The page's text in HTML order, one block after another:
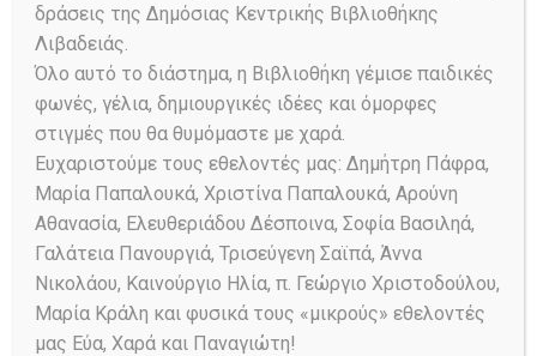
Blog,Πάμε μια βόλτα στις λέξεις;,
Πολιτιστικό μαγκαζίνο
11/09/2024
217 Views
Comments Share
Άνοιγμα των σχολείων. Κάθε αντίσταση
μάταιη! Σχολ-είο, απρόβλεπτη
ετυμολογία! Από τη σχολ-ή,…
Read More
δράσεις της Δημόσιας Κεντρικής Βιβλιοθήκης
Λιβαδειάς.
Όλο αυτό το διάστημα, η Βιβλιοθήκη γέμισε παιδικές
φωνές, γέλια, δημιουργικές ιδέες και όμορφες
στιγμές που θα θυμόμαστε με χαρά.
Ευχαριστούμε τους εθελοντές μας: Δημήτρη Πάφρα,
Μαρία Παπαλουκά, Χριστίνα Παπαλουκά, Αρούνη
Αθανασία, Ελευθεριάδου Δέσποινα, Σοφία Βασιληά,
Γαλάτεια Πανουργιά, Τρισεύγενη Σαϊπά, Άννα
Νικολάου, Καινούργιο Ηλία, π. Γεώργιο Χριστοδούλου,
Μαρία Κράλη και φυσικά τους «μικρούς» εθελοντές
μας Εύα, Χαρά και Παναγιώτη!